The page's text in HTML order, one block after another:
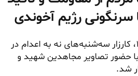
سرنگونی رژیم آخوندی
هشتم اردیبهشت ۱۴۰۵، کارزار سه‌شنبه‌های نه به اعدام در
حضور تصاویر مجاهدین شهید و
شد.